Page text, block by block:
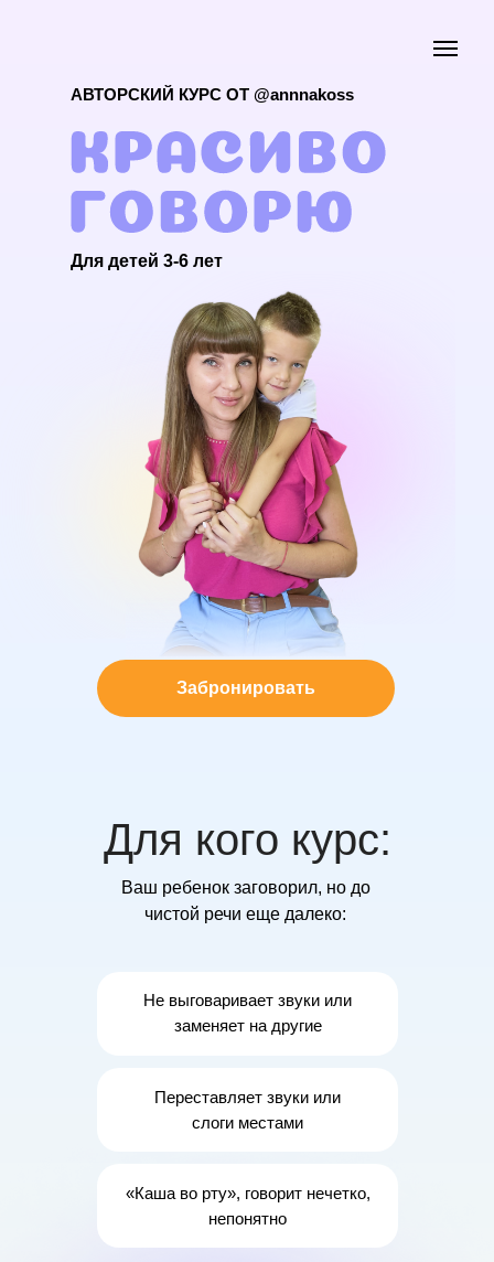
АВТОРСКИЙ КУРС ОТ @annnakoss
Для детей 3-6 лет
Забронировать
Не выговаривает звуки или
заменяетна другие
Переставляет звуки или
слоги местами
«Каша во рту», говорит нечетко,
непонятно
Для кого курс:
Ваш ребенок заговорил, но до
чистой речи еще далеко: